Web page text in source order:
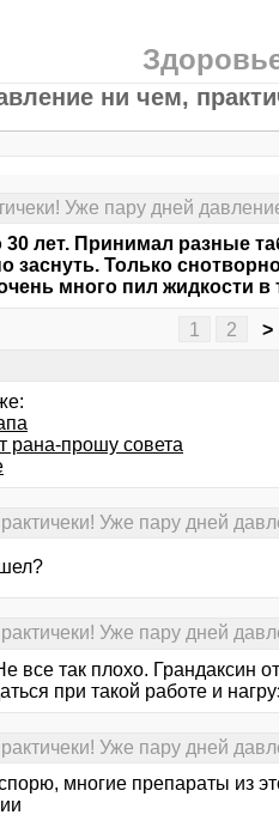
ни чем,
Уже пару дней
30 лет. Принимал разные
заснуть. Только
много пил жидкости в
1 2 >
рана-прошу совета
Уже пару дней
Уже пару дней
все так плохо. Грандаксин
при такой работе и
Уже пару дней
многие препараты из